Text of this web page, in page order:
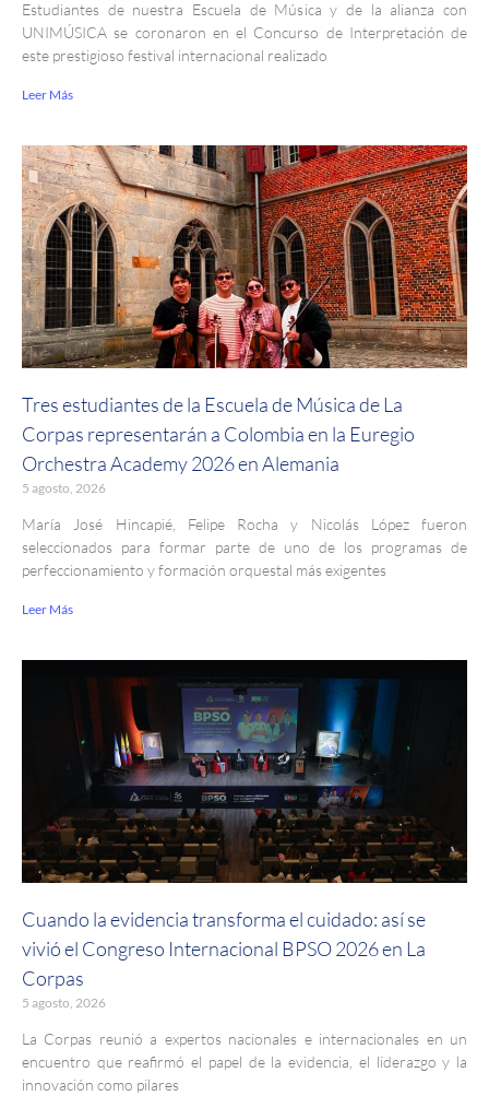
Estudiantes de nuestra Escuela de Música y de la alianza con
UNIMÚSICA se coronaron en el Concurso de Interpretación de
este prestigioso festival internacional realizado
Leer Más
Tres estudiantes de la Escuela de Música de La
Corpas representarán a Colombia en la Euregio
Orchestra Academy 2026 en Alemania
5 agosto, 2026
María José Hincapié, Felipe Rocha y Nicolás López fueron
seleccionados para formar parte de uno de los programas de
perfeccionamiento y formación orquestal más exigentes
Leer Más
Cuando la evidencia transforma el cuidado: así se
vivió el Congreso Internacional BPSO 2026 en La
Corpas
5 agosto, 2026
La Corpas reunió a expertos nacionales e internacionales en un
encuentro que reafirmó el papel de la evidencia, el liderazgo y la
innovación como pilares